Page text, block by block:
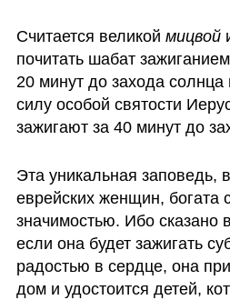
Считается великой мицвой
почитать шабат
20 минут до захода
силу особой святости
зажигают за 40 минут до
Эта уникальная заповедь,
еврейских женщин, богата
значимостью. Ибо сказано
если она будет зажигать
радостью в сердце, она
дом и удостоится детей,